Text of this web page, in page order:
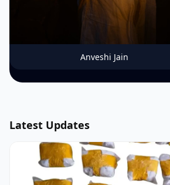
Anveshi Jain
Latest Updates